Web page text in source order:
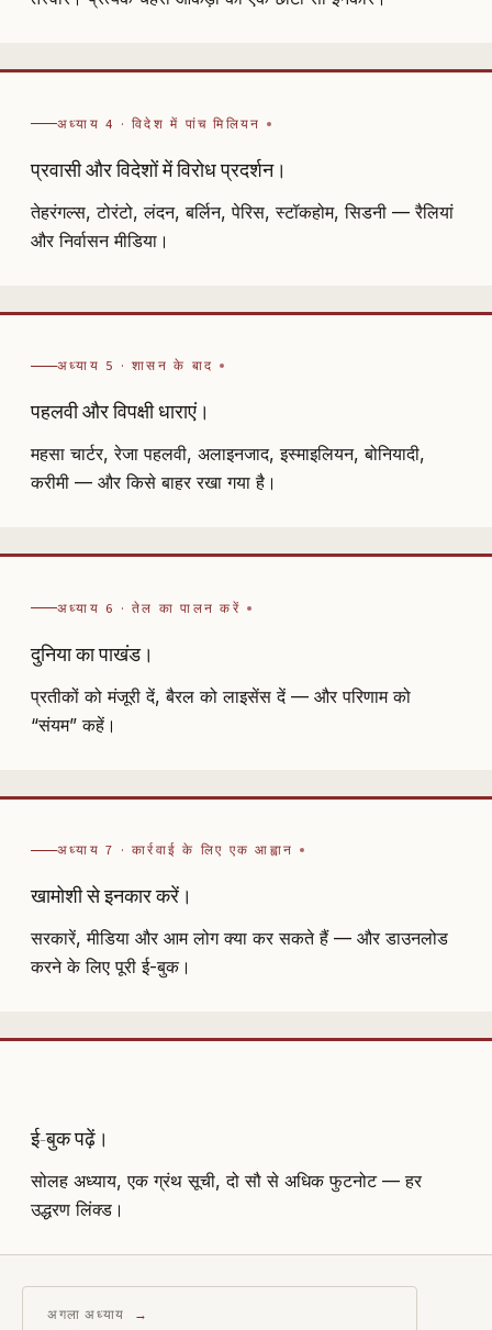
अध्याय 4 · विदेश में पांच मिलियन
प्रवासी और विदेशों में विरोध प्रदर्शन।
तेहरंगल्स, टोरंटो, लंदन, बर्लिन, पेरिस, स्टॉकहोम, सिडनी — रैलियां
और निर्वासन मीडिया।
अध्याय 5 · शासन के बाद
पहलवी और विपक्षी धाराएं।
महसा चार्टर, रेजा पहलवी, अलाइनजाद, इस्माइलियन, बोनियादी,
करीमी — और किसे बाहर रखा गया है।
अध्याय 6 · तेल का पालन करें
दुनिया का पाखंड।
प्रतीकों को मंजूरी दें, बैरल को लाइसेंस दें — और परिणाम को
“संयम” कहें।
अध्याय 7 · कार्रवाई के लिए एक आह्वान
खामोशी से इनकार करें।
सरकारें, मीडिया और आम लोग क्या कर सकते हैं — और डाउनलोड
करने के लिए पूरी ई-बुक।
ई-बुक पढ़ें।
सोलह अध्याय, एक ग्रंथ सूची, दो सौ से अधिक फुटनोट — हर
उद्धरण लिंक्ड।
अगला अध्याय